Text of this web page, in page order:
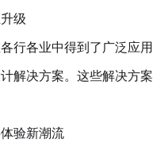
级
行各业中得到了广泛应
解决方案。这些解决方
验新潮流